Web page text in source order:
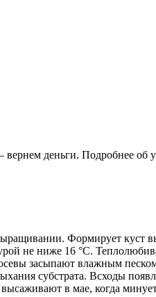
вернем деньги. Подробнее об
Формирует куст
не ниже 16 °С.
засыпают влажным
субстрата. Всходы
в мае, когда